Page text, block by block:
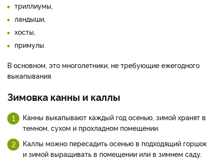
триллиумы,
ландыши,
хосты,
примулы.
В основном, это многолетники, не требующие ежегодного
выкапывания.
Зимовка канны и каллы
Канны выкапывают каждый год осенью, зимой хранят в
темном, сухом и прохладном помещении.
Каллы можно пересадить осенью в подходящий горшок
и зимой выращивать в помещении или в зимнем саду.